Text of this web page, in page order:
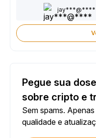
jay***@****
Pegue sua
sobre cripto e
Sem spams.
qualidade e